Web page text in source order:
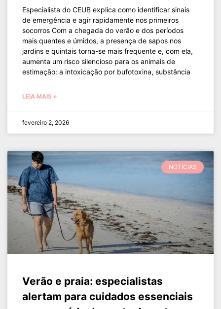
Especialista do CEUB explica como identificar sinais
de emergência e agir rapidamente nos primeiros
socorros Com a chegada do verão e dos períodos
mais quentes e úmidos, a presença de sapos nos
jardins e quintais torna-se mais frequente e, com ela,
aumenta um risco silencioso para os animais de
estimação: a intoxicação por bufotoxina, substância
LEIA MAIS »
fevereiro 2, 2026
NOTÍCIAS
Verão e praia: especialistas
alertam para cuidados essenciais